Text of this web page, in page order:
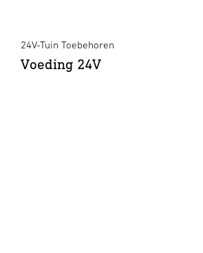
24V-Tuin Toebehoren
Voeding 24V